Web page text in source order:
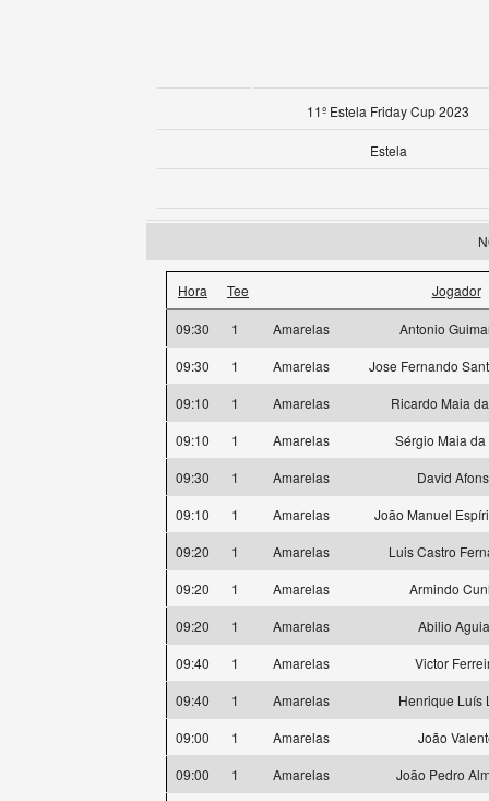
11º Estela Friday Cup 2023
Estela
Hora Tee Jogador
09:30 1 Amarelas
Antonio
09:30
1 Amarelas
Jose Fernando
09:10
1 Amarelas
Ricardo Maia
09:10
1 Amarelas
Sérgio Maia da
09:30
1 Amarelas
David
09:10
1 Amarelas
João Manuel
09:20
1 Amarelas
Luis Castro
09:20
1 Amarelas
Armindo
09:20
1 Amarelas
Abilio
09:40
1 Amarelas
Victor
09:40
1 Amarelas
Henrique Luís
09:00
1 Amarelas
João
09:00
1 Amarelas
João Pedro